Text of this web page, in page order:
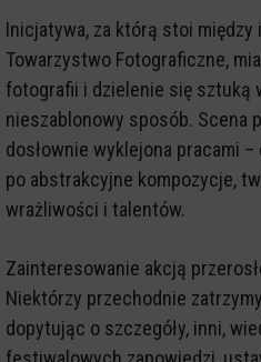
Inicjatywa, za którą stoi między
Towarzystwo Fotograficzne,
fotografii i dzielenie się sztuką
nieszablonowy sposób. Scena
dosłownie wyklejona pracami
po abstrakcyjne kompozycje,
wrażliwości i talentów.
Zainteresowanie akcją
Niektórzy przechodnie
dopytując o szczegóły, inni,